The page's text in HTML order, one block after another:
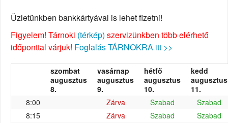
Üzletünkben bankkártyával is lehet fizetni!
Figyelem! Tárnoki (térkép) szervizünkben több elérhető
időponttal várjuk! Foglalás TÁRNOKRA itt >>
szombat
augusztus
8.
vasárnap
augusztus
9.
hétfő
augusztus
10.
kedd
augusztus
11.
8:00
Zárva Szabad
Szabad
8:15
Zárva Szabad
Szabad